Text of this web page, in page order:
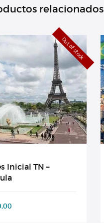
relacionados
Out of stock
Inicial TN –